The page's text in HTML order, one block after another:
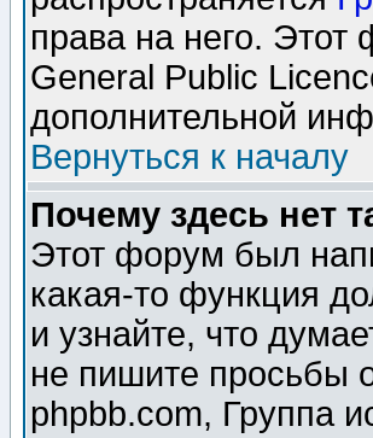
права на него.
General Public
дополнительной
Вернуться к началу
Почему здесь нет
Этот форум был
какая-то функция
и узнайте, что
не пишите просьбы
phpbb.com, Группа